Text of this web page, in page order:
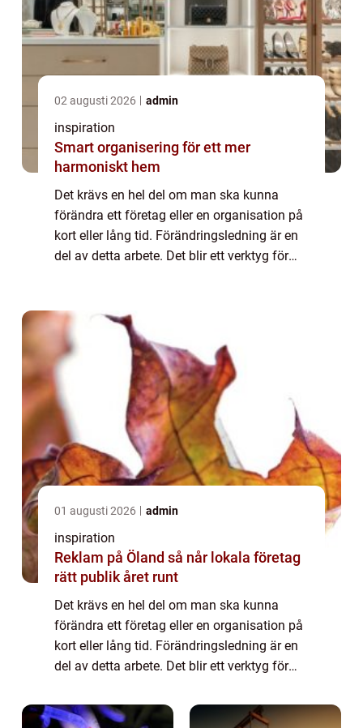
02 augusti 2026 admin
inspiration
Smart organisering för ett mer
harmoniskt hem
Det krävs en hel del om man ska kunna
förändra ett företag eller en organisation på
kort eller lång tid. Förändringsledning är en
del av detta arbete. Det blir ett verktyg för
01 augusti 2026 admin
inspiration
Reklam på Öland så når lokala företag
rätt publik året runt
Det krävs en hel del om man ska kunna
förändra ett företag eller en organisation på
kort eller lång tid. Förändringsledning är en
del av detta arbete. Det blir ett verktyg för
vara en ypperlig väg att gå f...